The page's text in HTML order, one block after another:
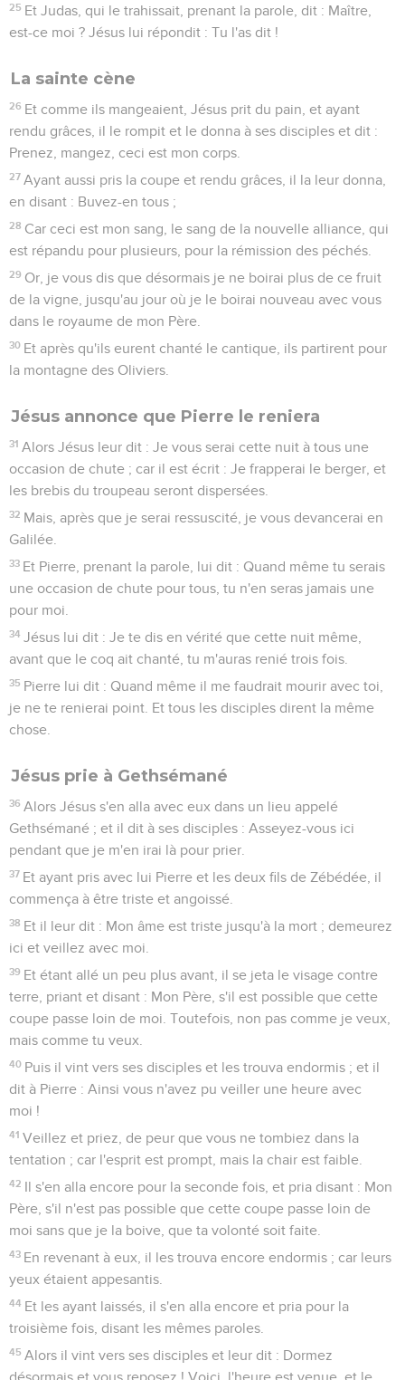
25 Et Judas, qui le trahissait, prenant la parole, dit : Maître,
est-ce moi ? Jésus lui répondit : Tu l'as dit !
La sainte cène
26 Et comme ils mangeaient, Jésus prit du pain, et ayant
rendu grâces, il le rompit et le donna à ses disciples et dit :
Prenez, mangez, ceci est mon corps.
27 Ayant aussi pris la coupe et rendu grâces, il la leur donna,
en disant : Buvez-en tous ;
28 Car ceci est mon sang, le sang de la nouvelle alliance, qui
est répandu pour plusieurs, pour la rémission des péchés.
29 Or, je vous dis que désormais je ne boirai plus de ce fruit
de la vigne, jusqu'au jour où je le boirai nouveau avec vous
dans le royaume de mon Père.
30 Et après qu'ils eurent chanté le cantique, ils partirent pour
la montagne des Oliviers.
Jésus annonce que Pierre le reniera
31 Alors Jésus leur dit : Je vous serai cette nuit à tous une
occasion de chute ; car il est écrit : Je frapperai le berger, et
les brebis du troupeau seront dispersées.
32 Mais, après que je serai ressuscité, je vous devancerai en
Galilée.
33 Et Pierre, prenant la parole, lui dit : Quand même tu serais
une occasion de chute pour tous, tu n'en seras jamais une
pour moi.
34 Jésus lui dit : Je te dis en vérité que cette nuit même,
avant que le coq ait chanté, tu m'auras renié trois fois.
35 Pierre lui dit : Quand même il me faudrait mourir avec toi,
je ne te renierai point. Et tous les disciples dirent la même
chose.
Jésus prie à Gethsémané
36 Alors Jésus s'en alla avec eux dans un lieu appelé
Gethsémané ; et il dit à ses disciples : Asseyez-vous ici
pendant que je m'en irai là pour prier.
37 Et ayant pris avec lui Pierre et les deux fils de Zébédée, il
commença à être triste et angoissé.
38 Et il leur dit : Mon âme est triste jusqu'à la mort ; demeurez
ici et veillez avec moi.
39 Et étant allé un peu plus avant, il se jeta le visage contre
terre, priant et disant : Mon Père, s'il est possible que cette
coupe passe loin de moi. Toutefois, non pas comme je veux,
mais comme tu veux.
40 Puis il vint vers ses disciples et les trouva endormis ; et il
dit à Pierre : Ainsi vous n'avez pu veiller une heure avec
moi !
41 Veillez et priez, de peur que vous ne tombiez dans la
tentation ; car l'esprit est prompt, mais la chair est faible.
42 Il s'en alla encore pour la seconde fois, et pria disant : Mon
Père, s'il n'est pas possible que cette coupe passe loin de
moi sans que je la boive, que ta volonté soit faite.
43 En revenant à eux, il les trouva encore endormis ; car leurs
yeux étaient appesantis.
44 Et les ayant laissés, il s'en alla encore et pria pour la
troisième fois, disant les mêmes paroles.
45 Alors il vint vers ses disciples et leur dit : Dormez
désormais et vous reposez ! Voici, l'heure est venue, et le